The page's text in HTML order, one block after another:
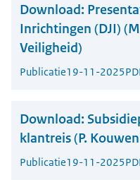
Download:
Inrichtingen (DJI)
Veiligheid)
Publicatie19-11-2025
Download:
klantreis (P.
Publicatie19-11-2025